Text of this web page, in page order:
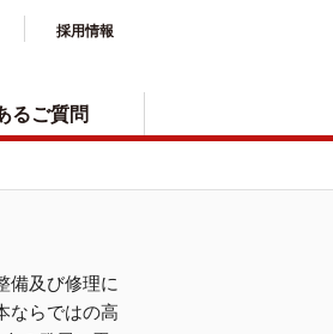
るご質問
採用情報
備及び修理に
ならではの高